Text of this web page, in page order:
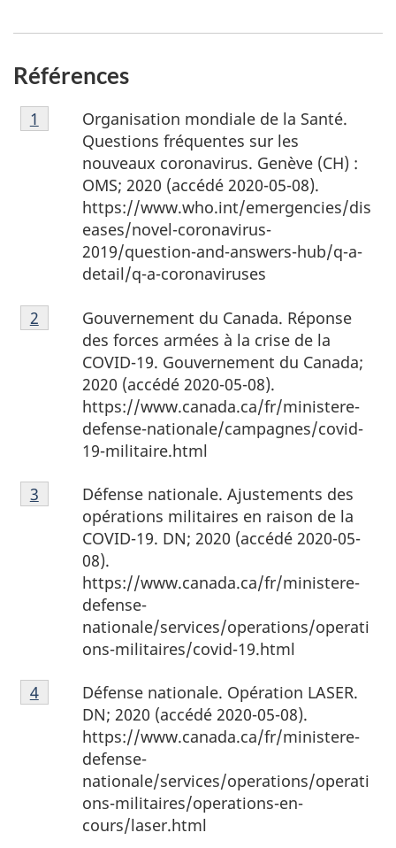
Références
Note
de
Organisation mondiale de la Santé.
Questions fréquentes sur les
nouveaux coronavirus. Genève (CH) :
OMS; 2020 (accédé 2020-05-08).
https://www.who.int/emergencies/dis
eases/novel-coronavirus-
2019/question-and-answers-hub/q-a-
detail/q-a-coronaviruses
Retour à la référence de la note de bas de page
1
Note
de
Gouvernement du Canada. Réponse
des forces armées à la crise de la
COVID-19. Gouvernement du Canada;
2020 (accédé 2020-05-08).
https://www.canada.ca/fr/ministere-
defense-nationale/campagnes/covid-
19-militaire.html
Retour à laréférence de la note de bas de page
2
Note
de
Défense nationale. Ajustements des
opérations militaires en raison de la
COVID-19. DN; 2020 (accédé 2020-05-
08).
https://www.canada.ca/fr/ministere-
defense-
nationale/services/operations/operati
ons-militaires/covid-19.html
Retour à la référence de la note de bas de page
3
Note
de
Défense nationale. Opération LASER.
DN; 2020 (accédé 2020-05-08).
https://www.canada.ca/fr/ministere-
defense-
nationale/services/operations/operati
ons-militaires/operations-en-
cours/laser.html
Retour à la référence de la note de bas de page
4